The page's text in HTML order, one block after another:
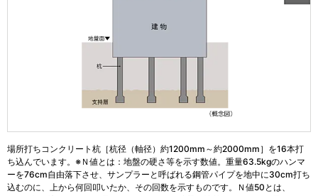
場所打ちコンクリート杭［杭径（軸径）約1200mm～約2000mm］を16本打
ち込んでいます。※Ｎ値とは：地盤の硬さ等を示す数値。重量63.5kgのハンマ
ーを76cm自由落下させ、サンプラーと呼ばれる鋼管パイプを地中に30cm打ち
込むのに、上から何回叩いたか、その回数を示すものです。Ｎ値50とは、